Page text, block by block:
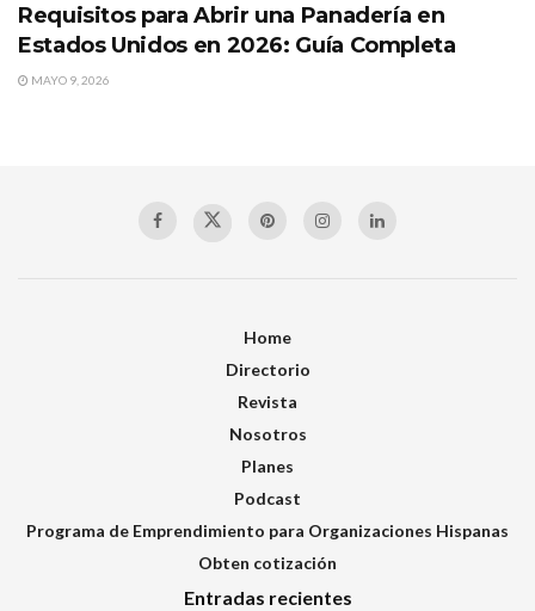
Requisitos para Abrir una Panadería en
Estados Unidos en 2026: Guía Completa
MAYO 9, 2026
Home
Directorio
Revista
Nosotros
Planes
Podcast
Programa de Emprendimiento para Organizaciones Hispanas
Obten cotización
Entradas recientes